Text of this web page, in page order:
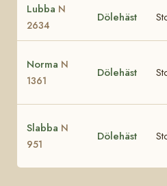
Lubba N
2634
Dölehäst
Norma N
1361
Dölehäst
Slabba N
951
Dölehäst